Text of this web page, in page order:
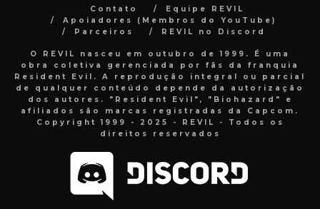
Contato
Equipe REVIL
Apoiadores (Membros do YouTube)
Parceiros
REVIL no Discord
O REVIL nasceu em outubro de 1999. É uma
obra coletiva gerenciada por fãs da franquia
Resident Evil. A reprodução integral ou parcial
de qualquer conteúdo depende da autorização
dos autores. "Resident Evil", "Biohazard" e
afiliados são marcas registradas da Capcom.
Copyright 1999 - 2025 - REVIL - Todos os
direitos reservados